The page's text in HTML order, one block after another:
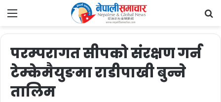
Menu
परम्परागत सीपको संरक्षण गर्न
टेम्केमैयुङमा राडीपाखी बुन्ने
तालिम